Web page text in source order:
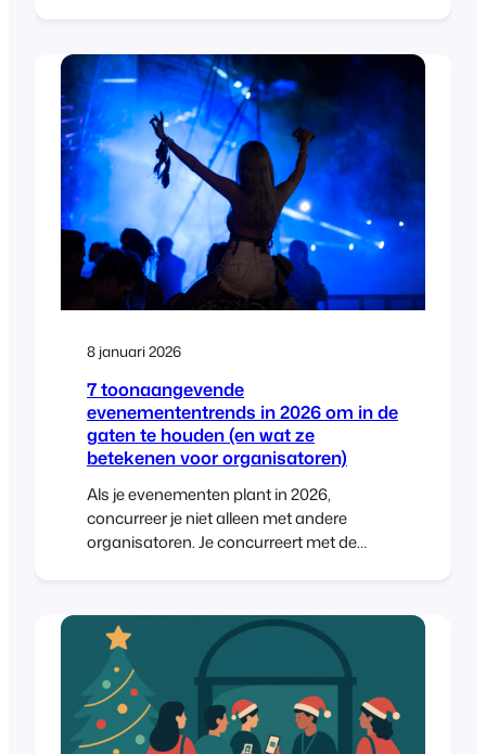
bibliotheek in FooEvents voor
WooCommerce.
8 januari 2026
7 toonaangevende
evenemententrends in 2026 om in de
gaten te houden (en wat ze
betekenen voor organisatoren)
Als je evenementen plant in 2026,
concurreer je niet alleen met andere
organisatoren. Je concurreert met de
echt is weggeweest. Het goede nieuws:
mensen willen nog steeds komen
opdagen. Ze willen ervaringen die ze
kunnen voelen - muziek, gemeenschap,
leren, feest,